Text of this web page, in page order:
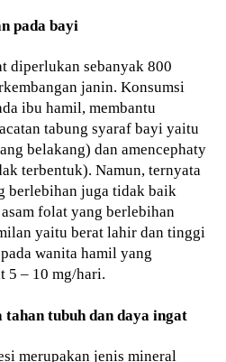
pada bayi
diperlukan sebanyak 800
janin. Konsumsi
ibu hamil, membantu
tabung syaraf bayi yaitu
belakang) dan amencephaty
terbentuk). Namun, ternyata
berlebihan juga tidak baik
folat yang berlebihan
yaitu berat lahir dan tinggi
wanita hamil yang
5 – 10 mg/hari.
tubuh dan daya ingat
merupakan jenis mineral